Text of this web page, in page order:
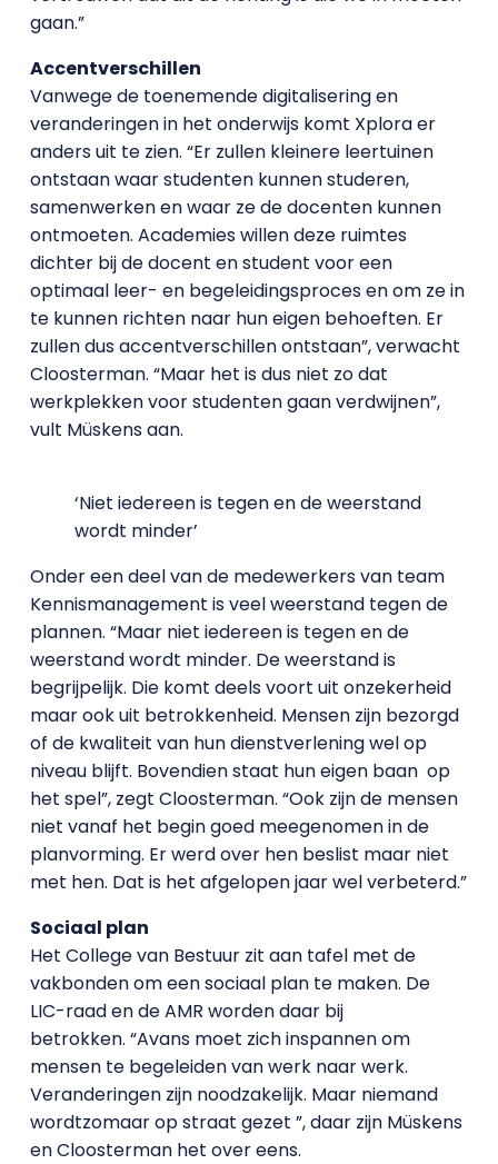
gaan.”
Accentverschillen
Vanwege de toenemende digitalisering en
veranderingen in het onderwijs komt Xplora er
anders uit te zien. “Er zullen kleinere leertuinen
ontstaan waar studenten kunnen studeren,
samenwerken en waar ze de docenten kunnen
ontmoeten. Academies willen deze ruimtes
dichter bij de docent en student voor een
optimaal leer- en begeleidingsproces en om ze in
te kunnen richten naar hun eigen behoeften. Er
zullen dus accentverschillen ontstaan”, verwacht
Cloosterman. “Maar het is dus niet zo dat
werkplekken voor studenten gaan verdwijnen”,
vult Müskens aan.
‘Niet iedereen is tegen en de weerstand
wordt minder’
Onder een deel van de medewerkers van team
Kennismanagement is veel weerstand tegen de
plannen. “Maar niet iedereen is tegen en de
weerstand wordt minder. De weerstand is
begrijpelijk. Die komt deels voort uit onzekerheid
maar ook uit betrokkenheid. Mensen zijn bezorgd
of de kwaliteit van hun dienstverlening wel op
niveau blijft. Bovendien staat hun eigen baan op
het spel”, zegt Cloosterman. “Ook zijn de mensen
niet vanaf het begin goed meegenomen in de
planvorming. Er werd over hen beslist maar niet
met hen. Dat is het afgelopen jaar wel verbeterd.”
Sociaal plan
Het College van Bestuur zit aan tafel met de
vakbonden om een sociaal plan te maken. De
LIC-raad en de AMR worden daar bij
betrokken. “Avans moet zich inspannen om
mensen te begeleiden van werk naar werk.
Veranderingen zijn noodzakelijk. Maar niemand
wordtzomaar op straat gezet ”, daar zijn Müskens
en Cloosterman het over eens.